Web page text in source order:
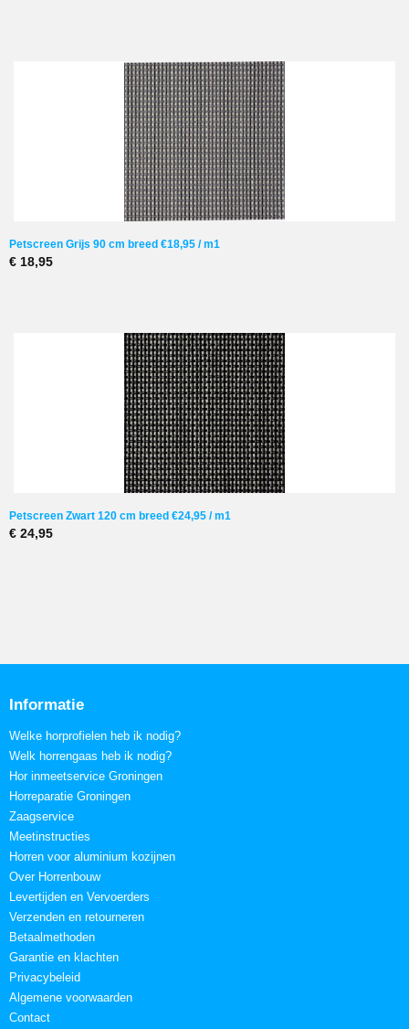
Petscreen Grijs 90 cm breed €18,95 / m1
€ 18,95
Petscreen Zwart 120 cm breed €24,95 / m1
€ 24,95
Informatie
Welke horprofielen heb ik nodig?
Welk horrengaas heb ik nodig?
Hor inmeetservice Groningen
Horreparatie Groningen
Zaagservice
Meetinstructies
Horren voor aluminium kozijnen
Over Horrenbouw
Levertijden en Vervoerders
Verzenden en retourneren
Betaalmethoden
Garantie en klachten
Privacybeleid
Algemene voorwaarden
Contact